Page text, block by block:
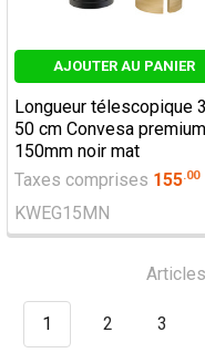
AJOUTER AU PANIER
Longueur télescopique
50 cm Convesa
150mm noir mat
Taxes comprises 155.00
KWEG15MN
1 2 3